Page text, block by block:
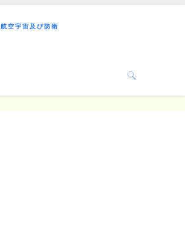
航空宇宙及び防衛